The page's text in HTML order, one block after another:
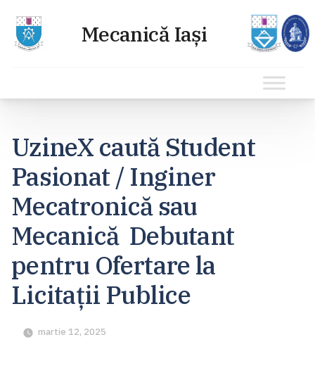
conținut
UzineX caută Student
Pasionat / Inginer
Mecatronică sau
Mecanică Debutant
pentru Ofertare la
Licitații Publice
martie 12, 2025